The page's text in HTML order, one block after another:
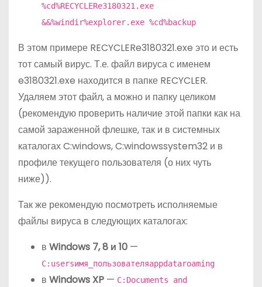
%cd%RECYCLERe3180321.exe
&&%windir%explorer.exe %cd%backup
В этом примере RECYCLERe3180321.exe это и есть
тот самый вирус. Т.е. файл вируса с именем
e3180321.exe находится в папке RECYCLER.
Удаляем этот файл, а можно и папку целиком
(рекомендую проверить наличие этой папки как на
самой зараженной флешке, так и в системных
каталогах C:windows, C:windowssystem32 и в
профиле текущего пользователя (о них чуть
ниже)).
Так же рекомендую посмотреть исполняемые
файлы вируса в следующих каталогах:
в Windows 7, 8 и 10 —
C:usersимя_пользователяappdataroaming
в Windows XP — C:Documents and